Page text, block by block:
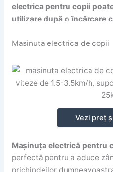
electrica pentru copii
utilizare după o încărcare
Masinuta electrica de copii
Vezi preț
Mașinuța electrică pentru
perfectă pentru a aduce
prichindeilor